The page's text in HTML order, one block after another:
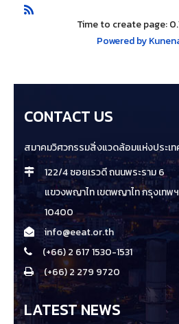
Time to create page:
Powered by
CONTACT US
สมาคมวิศวกรรมสิ่งแวดล้อมแห่งประเท
122/4 ซอยเรวดี ถนนพระราม 6
แขวงพญาไท เขตพญาไท กรุงเทพฯ
10400
info@eeat.or.th
(+66) 2 617 1530-1531
(+66) 2 279 9720
LATEST NEWS